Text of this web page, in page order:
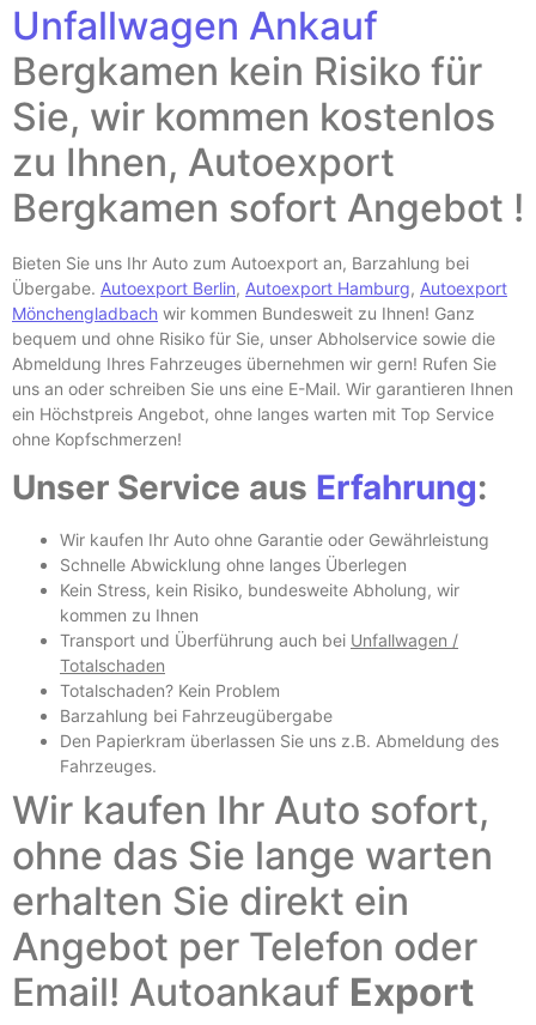
Unfallwagen Ankauf
Bergkamen kein Risiko für
Sie, wir kommen kostenlos
zu Ihnen, Autoexport
Bergkamen sofort Angebot !
Bieten Sie uns Ihr Auto zum Autoexport an, Barzahlung bei
Übergabe. Autoexport Berlin, Autoexport Hamburg, Autoexport
Mönchengladbach wir kommen Bundesweit zu Ihnen! Ganz
bequem und ohne Risiko für Sie, unser Abholservice sowie die
Abmeldung Ihres Fahrzeuges übernehmen wir gern! Rufen Sie
uns an oder schreiben Sie uns eine E-Mail. Wir garantieren Ihnen
ein Höchstpreis Angebot, ohne langes warten mit Top Service
ohne Kopfschmerzen!
Unser Service aus Erfahrung:
Wir kaufen Ihr Auto ohne Garantie oder Gewährleistung
Schnelle Abwicklung ohne langes Überlegen
Kein Stress, kein Risiko, bundesweite Abholung, wir
kommen zu Ihnen
Transport und Überführung auch bei Unfallwagen /
Totalschaden
Totalschaden? Kein Problem
Barzahlung bei Fahrzeugübergabe
Den Papierkram überlassen Sie uns z.B. Abmeldung des
Fahrzeuges.
Wir kaufen Ihr Auto sofort,
ohne das Sie lange warten
erhalten Sie direkt ein
Angebot per Telefon oder
Email! Autoankauf Export